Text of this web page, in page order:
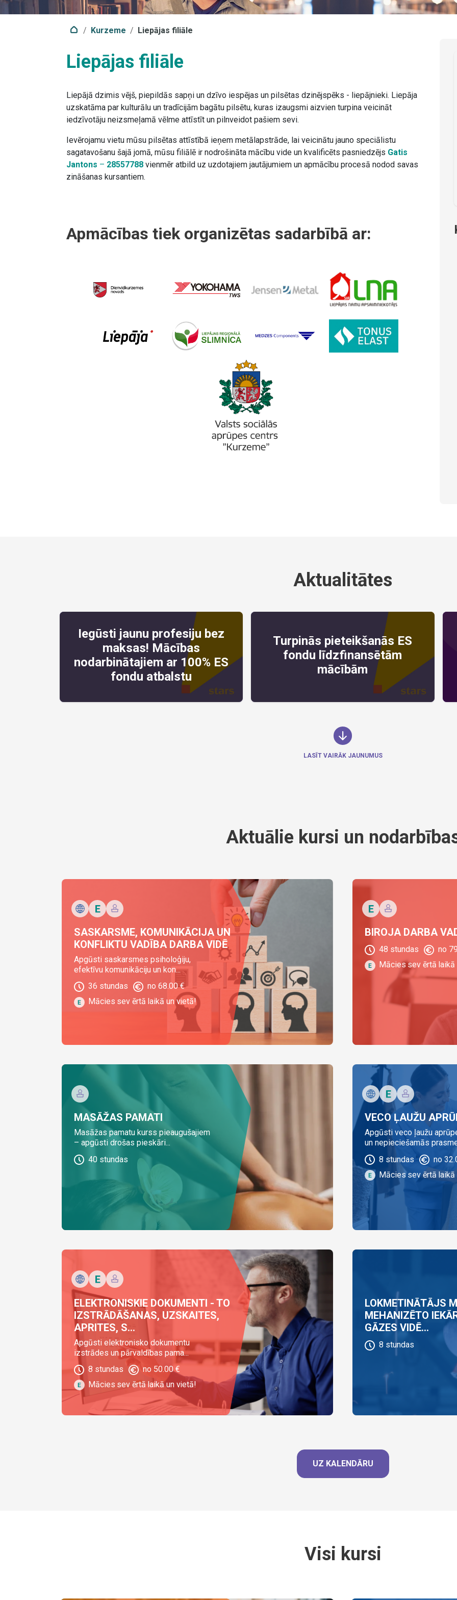
Kurzeme Liepājas filiāle
Liepājas filiāle
Liepājā dzimis vējš, piepildās sapņi un dzīvo iespējas un pilsētas dzinējspēks - liepājnieki. Liepāja
uzskatāma par kulturālu un tradīcijām bagātu pilsētu, kuras izaugsmi aizvien turpina veicināt
iedzīvotāju neizsmeļamā vēlme attīstīt un pilnveidot pašiem sevi.
Ievērojamu vietu mūsu pilsētas attīstībā ieņem metālapstrāde, lai veicinātu jauno speciālistu
sagatavošanu šajā jomā, mūsu filiālē ir nodrošināta mācību vide un kvalificēts pasniedzējs Gatis
Jantons – 28557788 vienmēr atbild uz uzdotajiem jautājumiem un apmācību procesā nodod savas
zināšanas kursantiem.
Apmācības tiek organizētas sadarbībā ar:
Aktualitātes
Iegūsti jaunu profesiju bez
maksas! Mācības
nodarbinātajiem ar 100% ES
fondu atbalstu
Turpinās pieteikšanās ES
fondu līdzfinansētām
mācībām
LASĪT VAIRĀK JAUNUMUS
Aktuālie kursi un
SASKARSME, KOMUNIKĀCIJA UN
KONFLIKTU VADĪBA DARBA VIDĒ
Apgūsti saskarsmes psiholoģiju,
efektīvu komunikāciju un kon...
36 stundas no68.00€
Mācies sev ērtā laikā un vietā!
BIROJA DARBA
48 stundas no
Mācies sev ērtā
MASĀŽAS PAMATI
Masāžas pamatu kurss pieaugušajiem
– apgūsti drošas pieskāri...
40 stundas
VECO ĻAUŽU
Apgūsti veco ļaužu
un nepieciešamās
8 stundas no
Mācies sev ērtā laikā
ELEKTRONISKIE DOKUMENTI - TO
IZSTRĀDĀŠANAS, UZSKAITES,
APRITES, S...
Apgūsti elektronisko dokumentu
izstrādes un pārvaldības pama...
8 stundas no 50.00€
Mācies sev ērtā laikā un vietā!
LOKMETINĀTĀJS
MEHANIZĒTO
GĀZES VIDĒ...
8 stundas
UZ KALENDĀRU
Visi kursi